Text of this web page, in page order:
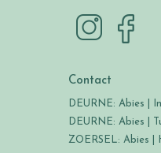
Contact
DEURNE: Abies |
DEURNE: Abies |
ZOERSEL: Abies |